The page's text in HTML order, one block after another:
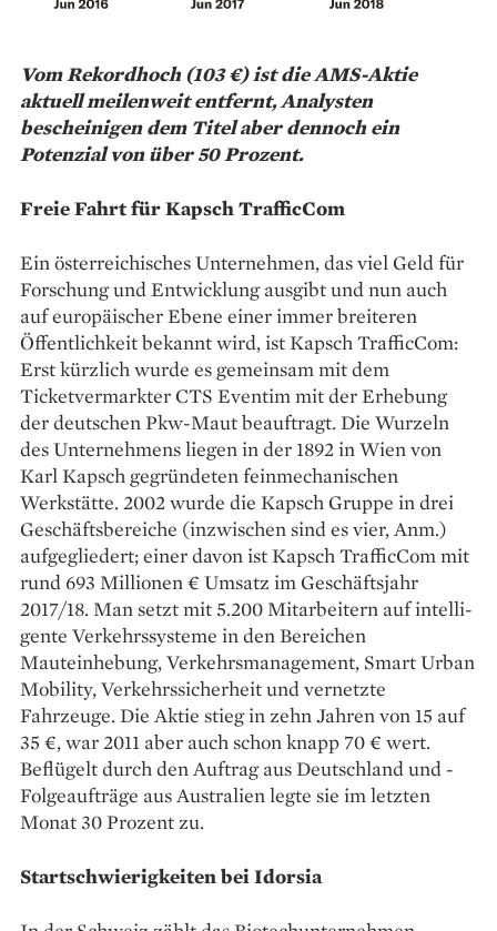
Vom Rekordhoch (103 €) ist die AMS-Aktie
aktuell meilenweit entfernt, Analysten
bescheinigen dem Titel aber dennoch ein
Potenzial von über 50 Prozent.
Freie Fahrt für Kapsch TrafficCom
Ein österreichisches Unter­nehmen, das viel Geld für
Forschung und Entwicklung ausgibt und nun auch
auf europäischer ­Ebene einer immer breiteren
Öffentlichkeit bekannt wird, ist Kapsch TrafficCom:
Erst kürzlich wurde es ­gemeinsam mit dem
Ticketvermarkter CTS Eventim mit der Erhebung
der deutschen Pkw-Maut beauftragt. Die Wurzeln
des Unter­nehmens liegen in der 1892 in Wien von
Karl Kapsch gegründeten feinmechanischen
Werkstätte. 2002 wurde die Kapsch Gruppe in drei
Geschäftsbereiche (inzwischen sind es vier, Anm.)
aufgegliedert; einer davon ist Kapsch TrafficCom mit
rund 693 Millionen € Umsatz im Geschäftsjahr
2017/18. Man setzt mit 5.200 Mitarbeitern auf intelli­
gente Verkehrssysteme in den Bereichen
Mauteinhebung, Verkehrsmanagement, Smart Urban
Mobility, Verkehrssicherheit und vernetzte
Fahrzeuge. Die Aktie stieg in zehn Jahren von 15 auf
35 €, war 2011 aber auch schon knapp ­70 € wert.
Beflügelt durch den Auftrag aus Deutschland und ­
Folgeaufträge aus Australien legte sie im letzten
Monat 30 Prozent zu.
Startschwierigkeiten bei Idorsia